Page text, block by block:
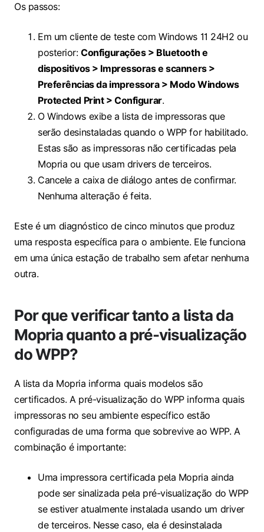
Os passos:
Em um cliente de teste com Windows 11 24H2 ou
posterior:Configurações > Bluetooth e
dispositivos > Impressoras e scanners >
Preferências da impressora > Modo Windows
Protected Print > Configurar.
O Windows exibe a lista de impressoras que
serão desinstaladas quando o WPP for habilitado.
Estas são as impressoras não certificadas pela
Mopria ou que usam drivers de terceiros.
Cancele a caixa de diálogo antes de confirmar.
Nenhuma alteração é feita.
Este é um diagnóstico de cinco minutos que produz
uma resposta específica para o ambiente. Ele funciona
em uma única estação de trabalho sem afetar nenhuma
outra.
Por que verificar tanto a lista da
Mopria quanto a pré-visualização
do WPP?
A lista da Mopria informa quais modelos são
certificados. A pré-visualização do WPP informa quais
impressoras no seu ambiente específico estão
configuradas de uma forma que sobrevive ao WPP. A
combinação é importante:
Uma impressora certificada pela Mopria ainda
pode ser sinalizada pela pré-visualização do WPP
se estiver atualmente instalada usando um driver
de terceiros. Nesse caso, ela é desinstalada